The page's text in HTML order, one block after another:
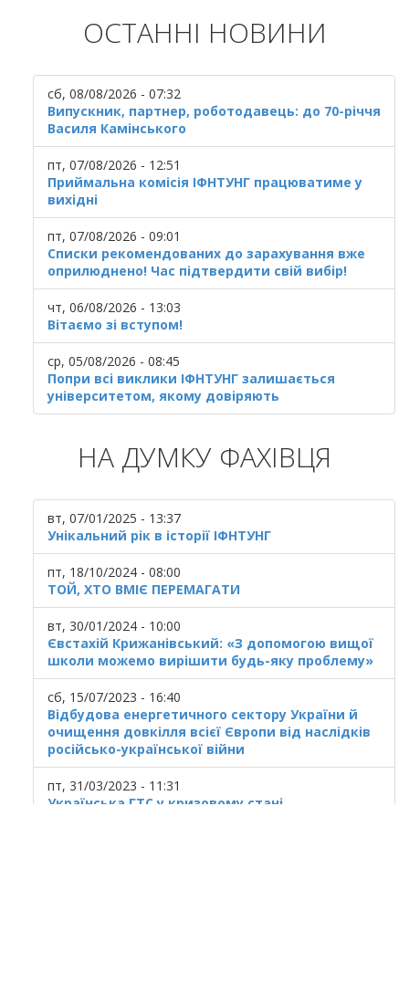
ОСТАННІ НОВИНИ
сб, 08/08/2026 - 07:32
Випускник, партнер, роботодавець: до 70-річчя
Василя Камінського
пт, 07/08/2026 - 12:51
Приймальна комісія ІФНТУНГ працюватиме у
вихідні
пт, 07/08/2026 - 09:01
Списки рекомендованих до зарахування вже
оприлюднено! Час підтвердити свій вибір!
чт, 06/08/2026 - 13:03
Вітаємо зі вступом!
ср, 05/08/2026 - 08:45
Попри всі виклики ІФНТУНГ залишається
університетом, якому довіряють
НА ДУМКУ ФАХІВЦЯ
вт, 07/01/2025 - 13:37
Унікальний рік в історії ІФНТУНГ
пт, 18/10/2024 - 08:00
ТОЙ, ХТО ВМІЄ ПЕРЕМАГАТИ
вт, 30/01/2024 - 10:00
Євстахій Крижанівський: «З допомогою вищої
школи можемо вирішити будь-яку проблему»
сб, 15/07/2023 - 16:40
Відбудова енергетичного сектору України й
очищення довкілля всієї Європи від наслідків
російсько-української війни
пт, 31/03/2023 - 11:31
Українська ГТС у кризовому стані